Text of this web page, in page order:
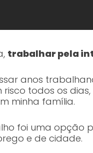
trabalhar pela
anos
todos os
minha família.
foi uma opção
e de cidade.